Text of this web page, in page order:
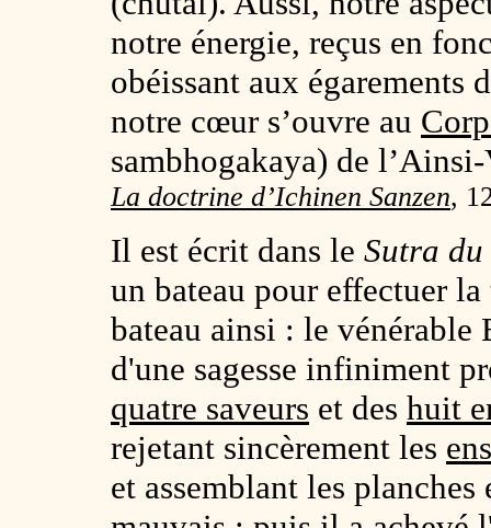
notre énergie, reçus en
obéissant aux égarements
notre cœur s’ouvre au
sambhogakaya) de
La doctrine d’Ichinen Sanzen,
Il est écrit dans le Sutra
un bateau pour effectuer
bateau ainsi : le vénérable
d'une sagesse infiniment
quatre saveurs et des huit
rejetant sincèrement les
et assemblant les